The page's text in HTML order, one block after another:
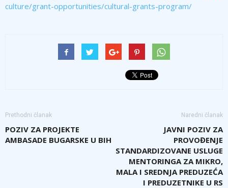
culture/grant-opportunities/cultural-grants-program/
Prethodni članak
POZIV ZA PROJEKTE
AMBASADE BUGARSKE U BIH
Naredni članak
JAVNI POZIV ZA
PROVOĐENJE
STANDARDIZOVANE USLUGE
MENTORINGA ZA MIKRO,
MALA I SREDNJA PREDUZEĆA
I PREDUZETNIKE U RS